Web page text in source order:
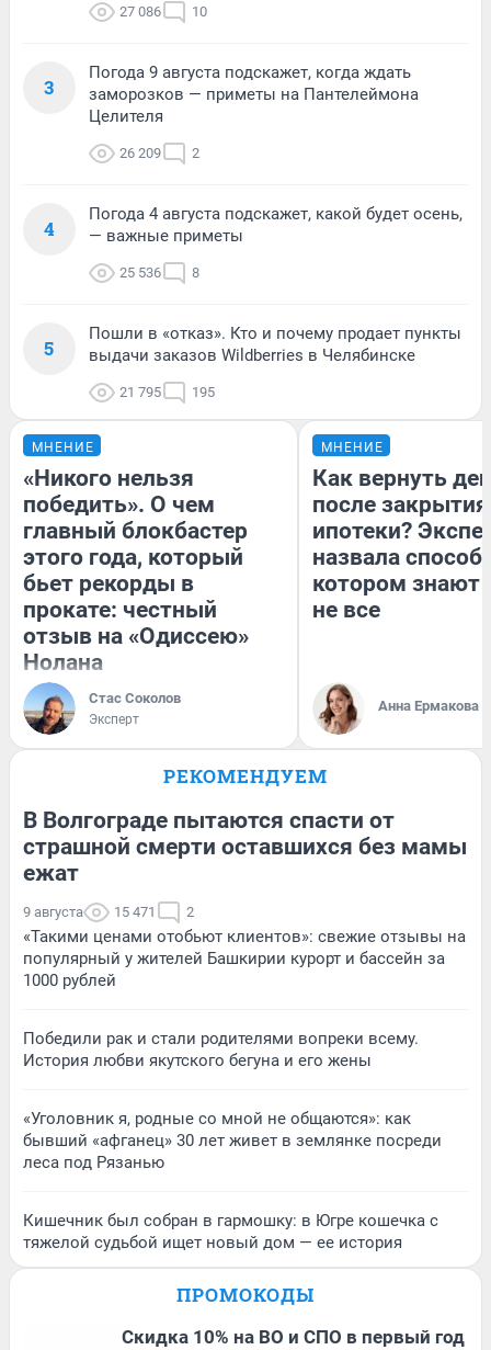
27 086 10
3
Погода 9 августа подскажет, когда ждать
заморозков — приметы на Пантелеймона
Целителя
26 209 2
4
Погода 4 августа подскажет, какой будет осень,
— важные приметы
25 536 8
5
Пошли в «отказ». Кто и почему продает пункты
выдачи заказов Wildberries в Челябинске
21 795 195
МНЕНИЕ
«Никого нельзя
победить». О чем
главный блокбастер
этого года, который
бьет рекорды в
прокате: честный
отзыв на «Одиссею»
Нолана
Стас Соколов
Эксперт
МНЕНИЕ
Как вернуть
после закрытия
ипотеки?
назвала
котором знают
не все
Анна Ермакова
РЕКОМЕНДУЕМ
В Волгограде пытаются спасти от
страшной смерти оставшихся без мамы
ежат
9 августа 15 471 2
«Такими ценами отобьют клиентов»: свежие отзывы на
популярный у жителей Башкирии курорт и бассейн за
1000 рублей
Победили рак и стали родителями вопреки всему.
История любви якутского бегуна и его жены
«Уголовник я, родные со мной не общаются»: как
бывший «афганец» 30 лет живет в землянке посреди
леса под Рязанью
Кишечник был собран в гармошку: в Югре кошечка с
тяжелой судьбой ищет новый дом — ее история
ПРОМОКОДЫ
Скидка 10% на ВО и СПО в первый год